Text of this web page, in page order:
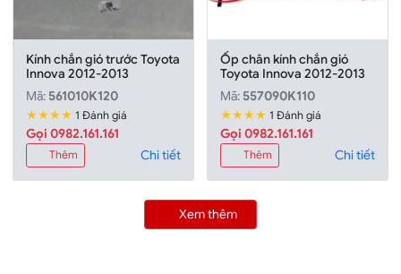
Kính chắn gió trước Toyota
Innova 2012-2013
Mã: 561010K120
★★★★ 1 Đánh giá
Gọi 0982.161.161
Thêm Chi tiết
Ốp chân kính chắn gió
Toyota Innova 2012-2013
Mã: 557090K110
★★★★ 1 Đánh giá
Gọi 0982.161.161
Thêm Chi tiết
Xem thêm